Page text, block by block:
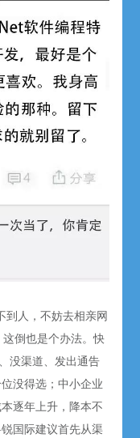
到人，不妨去相亲网
倒也是个办法。快
没渠道、发出通告
没得选；中小企业
逐年上升，降本不
国际建议首先从渠